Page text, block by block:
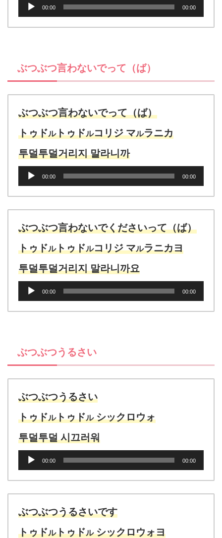
ー
00:00 00:00
ぶつぶつ言わないでって（ば）
ぶつぶつ言わないでって（ば）
トゥドルトゥドルコリジ マルラニカ
투덜투덜거리지 말라니까
ヤ
ー
00:00 00:00
ぶつぶつ言わないでくださいって（ば）
トゥドルトゥドルコリジ マルラニカヨ
투덜투덜거리지 말라니까요
ー
00:00 00:00
ぶつぶつうるさい
ぶつぶつうるさい
トゥドルトゥドルシックロウォ
투덜투덜 시끄러워
ヤ
ー
00:00 00:00
ぶつぶつうるさいです
トゥドルトゥドルシックロウォヨ